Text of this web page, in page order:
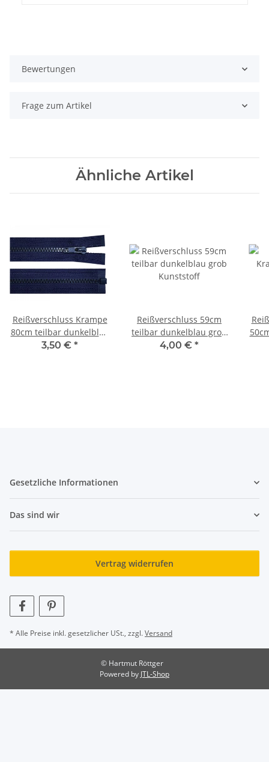
Bewertungen
Frage zum Artikel
Ähnliche Artikel
Reißverschluss Krampe
80cm teilbar dunkelblau
Kunststoff
3,50 € *
Reißverschluss 59cm
teilbar dunkelblau grob
Kunststoff
4,00 € *
Gesetzliche Informationen
Das sind wir
Vertrag widerrufen
* Alle Preise inkl. gesetzlicher USt., zzgl.Versand
© Hartmut Röttger
Powered by JTL-Shop